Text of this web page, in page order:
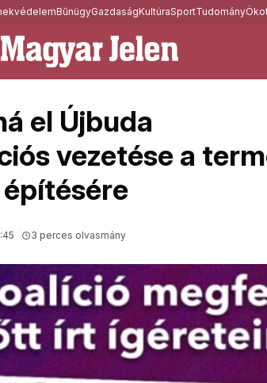
BűnügyGazdaságKultúraSportTudomány
el Újbuda
vezetése a
3 perces olvasmány